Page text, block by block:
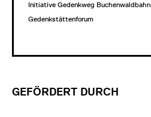
Initiative Gedenkweg Buchenwaldbahn
Gedenkstättenforum
GEFÖRDERT DURCH